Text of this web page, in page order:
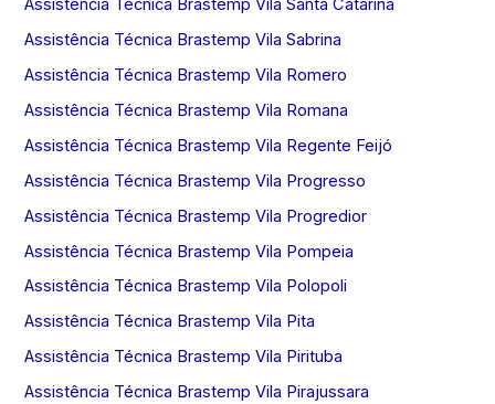
Assistência Técnica Brastemp Vila Santa Catarina
Assistência Técnica Brastemp Vila Sabrina
Assistência Técnica Brastemp Vila Romero
Assistência Técnica Brastemp Vila Romana
Assistência Técnica Brastemp Vila Regente Feijó
Assistência Técnica Brastemp Vila Progresso
Assistência Técnica Brastemp Vila Progredior
Assistência Técnica Brastemp Vila Pompeia
Assistência Técnica Brastemp Vila Polopoli
Assistência Técnica Brastemp Vila Pita
Assistência Técnica Brastemp Vila Pirituba
Assistência Técnica Brastemp Vila Pirajussara